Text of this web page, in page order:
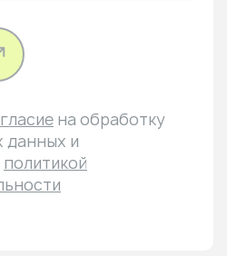
на обработку
данных и
политикой